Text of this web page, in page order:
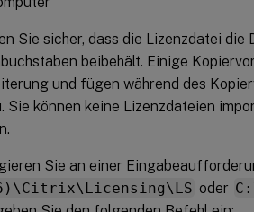
Sie sicher, dass die Lizenzdatei
beibehält. Einige
und fügen während des
Sie können keine Lizenzdateien
Sie an einer
oder